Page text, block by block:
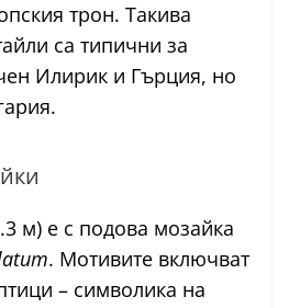
трон. Такива
са типични за
Илирик и Гърция, но
м) е с подова мозайка
. Мотивите включват
– символика на